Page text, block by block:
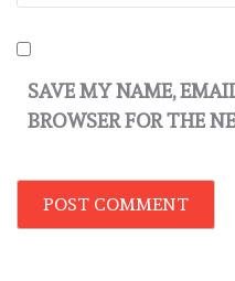
SAVE MY NAME,
BROWSER FOR THE